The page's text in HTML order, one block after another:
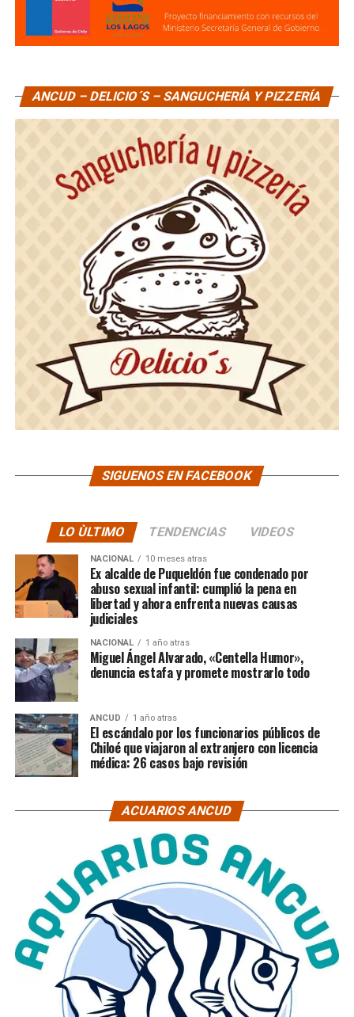
ANCUD – DELICIO´S – SANGUCHERÍA Y PIZZERÍA
SIGUENOS EN FACEBOOK
LO ÙLTIMO TENDENCIAS VIDEOS
NACIONAL 10 meses atras
Ex alcalde de Puqueldón fue condenado por
abuso sexual infantil: cumplió la pena en
libertad y ahora enfrenta nuevas causas
judiciales
NACIONAL 1 año atras
Miguel Ángel Alvarado, «Centella Humor»,
denuncia estafa y promete mostrarlo todo
ANCUD 1 año atras
El escándalo por los funcionarios públicos de
Chiloé que viajaron al extranjero con licencia
médica: 26 casos bajo revisión
ACUARIOS ANCUD